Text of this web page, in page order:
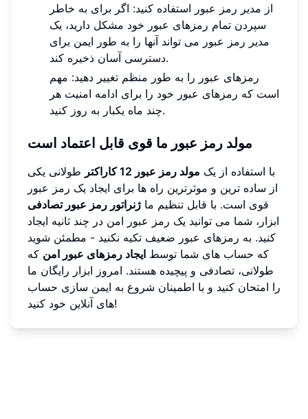
از مدیر رمز عبور استفاده کنید: اگر برای به خاطر
سپردن تمام رمزهای عبور خود مشکل دارید، یک
مدیر رمز عبور می تواند آنها را به طور ایمن برای
دسترسی آسان ذخیره کند.
رمزهای عبور را به طور منظم تغییر دهید: مهم
است که رمزهای عبور خود را برای ادامه امنیت هر
چند ماه یکبار به روز کنید.
مولد رمز عبور ما قوی قابل اعتماد است
با استفاده از یک مولد رمز عبور 12 کاراکتر
طولانی یکی
از ساده ترین و موثرترین راه ها برای ایجاد یک رمز عبور
قوی است. با قابل تنظیم ما ژنراتور رمز عبور تصادفی
ابزار، شما می توانید یک رمز عبور امن در چند ثانیه ایجاد
کنید. به رمزهای عبور ضعیف تکیه نکنید - مطمئن شوید
که حساب های شما توسط ایجاد رمزهای عبور امن که
طولانی، تصادفی و پیچیده هستند. امروز ابزار رایگان ما
را امتحان کنید و با اطمینان شروع به ایمن سازی حساب
های آنلاین خود کنید!